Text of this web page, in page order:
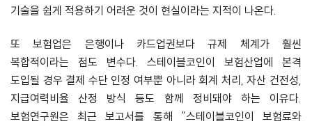
기술을 쉽게 적용하기 어려운 것이 현실이라는 지적이 나온다.
또 보험업은 은행이나 카드업권보다 규제 체계가 훨씬
복합적이라는 점도 변수다. 스테이블코인이 보험산업에 본격
도입될 경우 결제 수단 인정 여부뿐 아니라 회계 처리, 자산 건전성,
지급여력비율 산정 방식 등도 함께 정비돼야 하는 이유다.
보험연구원은 최근 보고서를 통해 “스테이블코인이 보험료와